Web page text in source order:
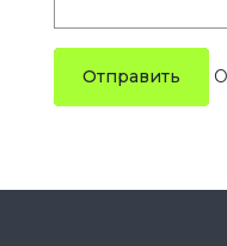
Отправить